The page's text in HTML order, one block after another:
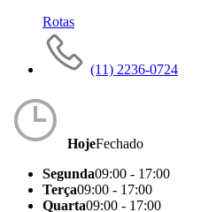
Rotas
(11) 2236-0724
HojeFechado
Segunda09:00 - 17:00
Terça09:00 - 17:00
Quarta09:00 - 17:00